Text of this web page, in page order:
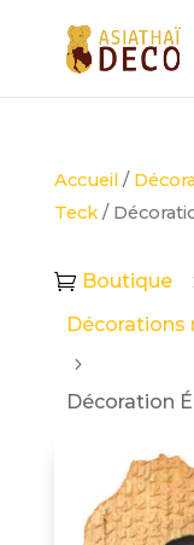
Accueil/
Teck/
 Boutique
Décorations
5
Décoration